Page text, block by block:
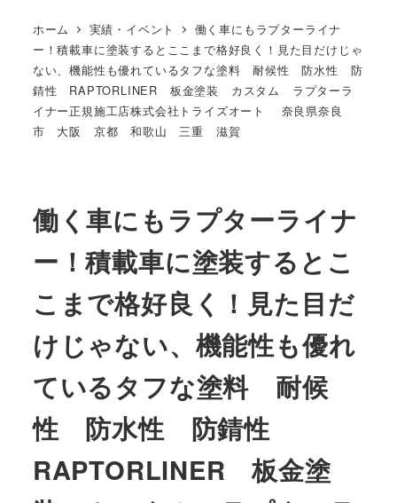
ホーム 実績・イベント
働く車にもラプターライナ
ー！積載車に塗装するとここまで格好良く！見た目だけじゃ
ない、機能性も優れているタフな塗料 耐候性 防水性 防
錆性 RAPTORLINER 板金塗装 カスタム ラプターラ
イナー正規施工店株式会社トライズオート 奈良県奈良
市 大阪 京都 和歌山 三重 滋賀
働く車にもラプターライナ
ー！積載車に塗装するとこ
こまで格好良く！見た目だ
けじゃない、機能性も優れ
ているタフな塗料 耐候
性 防水性 防錆性
RAPTORLINER 板金塗